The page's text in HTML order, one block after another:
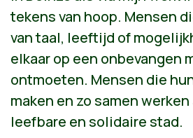
tekens van hoop. Mensen
van taal, leeftijd of
elkaar op een onbevangen
ontmoeten. Mensen die
maken en zo samen
leefbare en solidaire stad.